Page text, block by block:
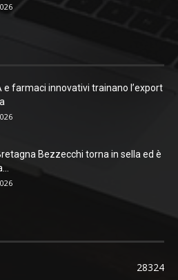
e farmaci innovativi trainano l’export
Bezzecchi torna in sella ed è
28324